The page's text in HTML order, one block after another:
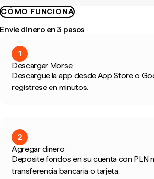
CÓMO FUNCIONA
Envíe dinero en 3 pasos
1
Descargar Morse
Descargue la app desde App Store o
regístrese en minutos.
2
Agregar dinero
Deposite fondos en su cuenta con PLN
transferencia bancaria o tarjeta.